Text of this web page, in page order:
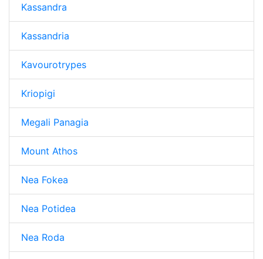
Kassandra
Kassandria
Kavourotrypes
Kriopigi
Megali Panagia
Mount Athos
Nea Fokea
Nea Potidea
Nea Roda